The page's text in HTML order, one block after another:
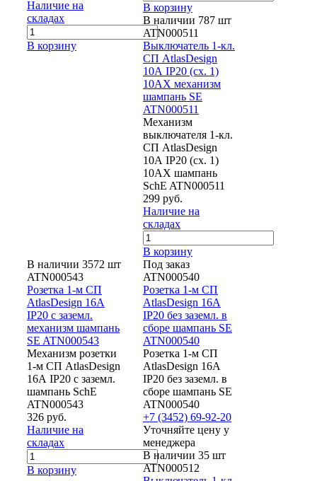
Наличие на
складах
В корзину
В корзину
В наличии 787 шт
ATN000511
Выключатель 1-кл.
СП AtlasDesign
10А IP20 (сх. 1)
10AX механизм
шампань SE
ATN000511
Механизм
выключателя 1-кл.
СП AtlasDesign
10А IP20 (сх. 1)
10AX шампань
SchE ATN000511
299 руб.
Наличие на
складах
В корзину
В наличии 3572 шт
ATN000543
Розетка 1-м СП
AtlasDesign 16А
IP20 с заземл.
механизм шампань
SE ATN000543
Механизм розетки
1-м СП AtlasDesign
16А IP20 с заземл.
шампань SchE
ATN000543
326 руб.
Наличие на
складах
В корзину
Под заказ
ATN000540
Розетка 1-м СП
AtlasDesign 16А
IP20 без заземл. в
сборе шампань SE
ATN000540
Розетка 1-м СП
AtlasDesign 16А
IP20 без заземл. в
сборе шампань SE
ATN000540
+7 (3452) 69-92-20
Уточняйте цену у
менеджера
В наличии 35 шт
ATN000512